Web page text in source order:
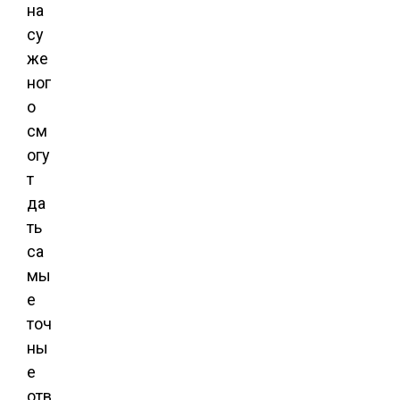
на
су
же
ног
о
см
огу
т
да
ть
са
мы
е
точ
ны
е
отв